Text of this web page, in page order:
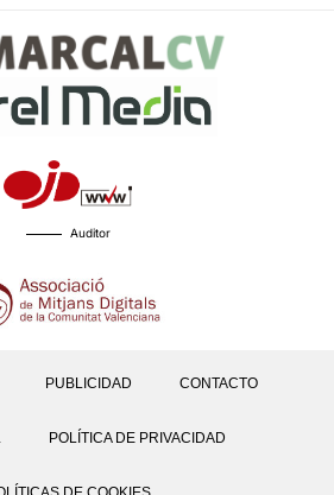
Auditor
PUBLICIDAD CONTACTO
POLÍTICA DE PRIVACIDAD